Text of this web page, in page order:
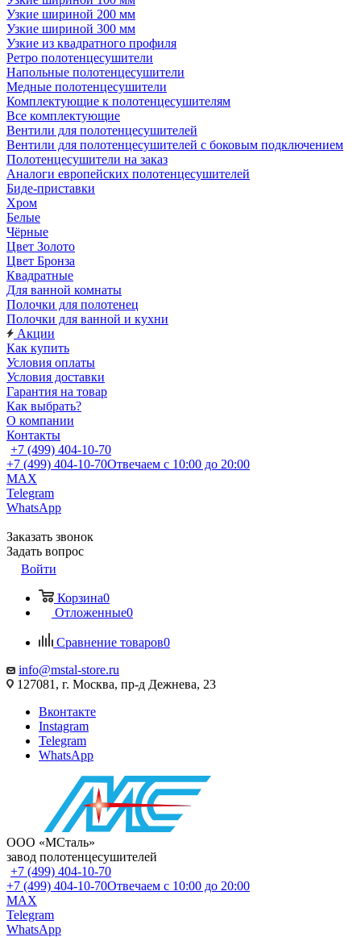
Узкие шириной 200 мм
Узкие шириной 300 мм
Узкие из квадратного профиля
Ретро полотенцесушители
Напольные полотенцесушители
Медные полотенцесушители
Комплектующие к полотенцесушителям
Все комплектующие
Вентили для полотенцесушителей
Вентили для полотенцесушителей с боковым подключением
Полотенцесушители на заказ
Аналоги европейских полотенцесушителей
Биде-приставки
Хром
Белые
Чёрные
Цвет Золото
Цвет Бронза
Квадратные
Для ванной комнаты
Полочки для полотенец
Полочки для ванной и кухни
Акции
Как купить
Условия оплаты
Условия доставки
Гарантия на товар
Как выбрать?
О компании
Контакты
+7 (499) 404-10-70
+7 (499) 404-10-70Отвечаем с 10:00 до 20:00
MAX
Telegram
WhatsApp
Заказать звонок
Задать вопрос
Войти
Корзина0
Отложенные0
Сравнение товаров0
info@mstal-store.ru
127081, г. Москва, пр-д Дежнева, 23
Вконтакте
Instagram
Telegram
WhatsApp
ООО «МСталь»
завод полотенцесушителей
+7 (499) 404-10-70
+7 (499) 404-10-70Отвечаем с 10:00 до 20:00
MAX
Telegram
WhatsApp